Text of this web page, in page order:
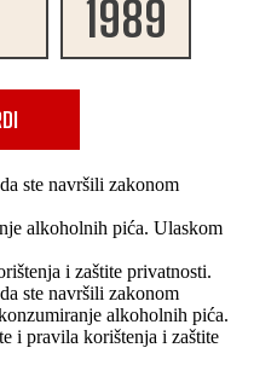
ste navršili zakonom
alkoholnih pića. Ulaskom
i zaštite privatnosti.
ste navršili zakonom
alkoholnih pića.
i pravila korištenja i zaštite